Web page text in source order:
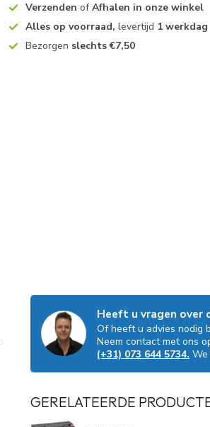
Verzenden ofAfhalen in onze winkel
Alles op voorraad, levertijd 1 werkdag
Bezorgen slechts €7,50
Heeft u vragen over
Of heeft u advies nodig
Neem contact met ons
(+31) 073 644 5734. We
GERELATEERDE